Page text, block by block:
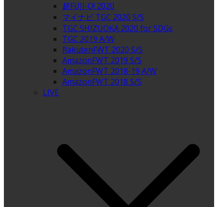
超FUJI-Q! 2020
マイナビ TGC 2020 S/S
TGC SHIZUOKA 2020 for SDGs
TGC 2019 A/W
RakutenFWT 2020 S/S
AmazonFWT 2019 S/S
AmazonFWT 2018-19 A/W
AmazonFWT 2018 S/S
LIVE